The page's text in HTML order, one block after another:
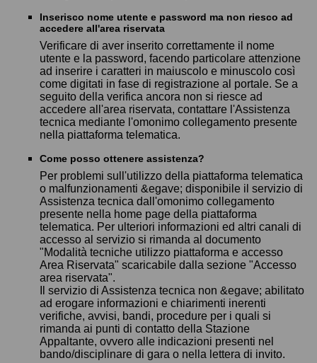
Inserisco nome utente e password ma non riesco ad
accedere all'area riservata
Verificare di aver inserito correttamente il nome
utente e la password, facendo particolare attenzione
ad inserire i caratteri in maiuscolo e minuscolo così
come digitati in fase di registrazione al portale. Se a
seguito della verifica ancora non si riesce ad
accedere all'area riservata, contattare l'Assistenza
tecnica mediante l'omonimo collegamento presente
nella piattaforma telematica.
Come posso ottenere assistenza?
Per problemi sull'utilizzo della piattaforma telematica
o malfunzionamenti &egave; disponibile il servizio di
Assistenza tecnica dall'omonimo collegamento
presente nella home page della piattaforma
telematica. Per ulteriori informazioni ed altri canali di
accesso al servizio si rimanda al documento
"Modalità tecniche utilizzo piattaforma e accesso
Area Riservata" scaricabile dalla sezione "Accesso
area riservata".
Il servizio di Assistenza tecnica non &egave; abilitato
ad erogare informazioni e chiarimenti inerenti
verifiche, avvisi, bandi, procedure per i quali si
rimanda ai punti di contatto della Stazione
Appaltante, ovvero alle indicazioni presenti nel
bando/disciplinare di gara o nella lettera di invito.